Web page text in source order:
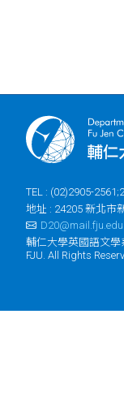
TEL : (02)2905-
地址 : 24205 新北市
輔仁大學英國語文
FJU. All Rights